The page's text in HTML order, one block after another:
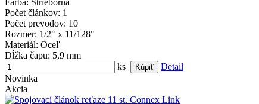
Počet článkov: 1
Počet prevodov: 10
Rozmer: 1/2" x 11/128"
Materiál: Oceľ
Dĺžka čapu: 5,9 mm
ks
Detail
Novinka
Akcia